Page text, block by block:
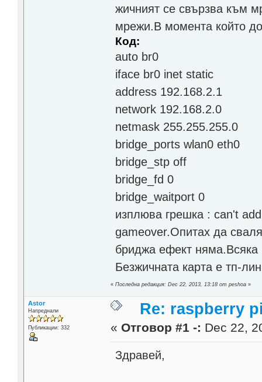
жичният се свързва към
мрежи.В момента който
Код:
auto br0
iface br0 inet static
address 192.168.2.1
network 192.168.2.0
netmask 255.255.255.0
bridge_ports wlan0 eth0
bridge_stp off
bridge_fd 0
bridge_waitport 0
изплюва грешка : can't
gameover.Опитах да
бриджа ефект
Безжичната карта е тп-
«Последна редакция: Dec 22, 2013, 13:18 от peshoa »
Astor
Напреднали
Публикации: 332
Re: raspberry
« Отговор #1 -: Dec 22,
Здравей,